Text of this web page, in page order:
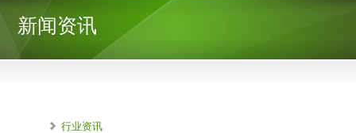
新闻资讯
行业资讯